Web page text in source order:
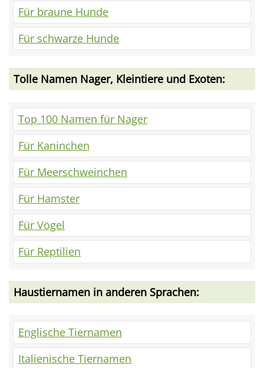
Für braune Hunde
Für schwarze Hunde
Tolle Namen Nager, Kleintiere und Exoten:
Top 100 Namen für Nager
Für Kaninchen
Für Meerschweinchen
Für Hamster
Für Vögel
Für Reptilien
Haustiernamen in anderen Sprachen:
Englische Tiernamen
Italienische Tiernamen